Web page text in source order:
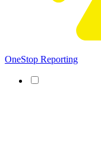
OneStop Reporting